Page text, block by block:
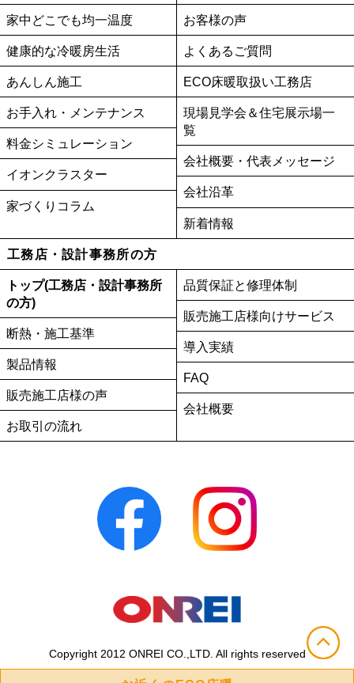
家中どこでも均一温度
健康的な冷暖房生活
あんしん施工
お手入れ・メンテナンス
料金シミュレーション
イオンクラスター
家づくりコラム
お客様の声
よくあるご質問
ECO床暖取扱い工務店
現場見学会＆住宅展示場一
覧
会社概要・代表メッセージ
会社沿革
新着情報
工務店・設計事務所の方
トップ(工務店・設計事務所
の方)
断熱・施工基準
製品情報
販売施工店様の声
お取引の流れ
品質保証と修理体制
販売施工店様向けサービス
導入実績
FAQ
会社概要
Copyright 2012 ONREI CO.,LTD. All rights reserved